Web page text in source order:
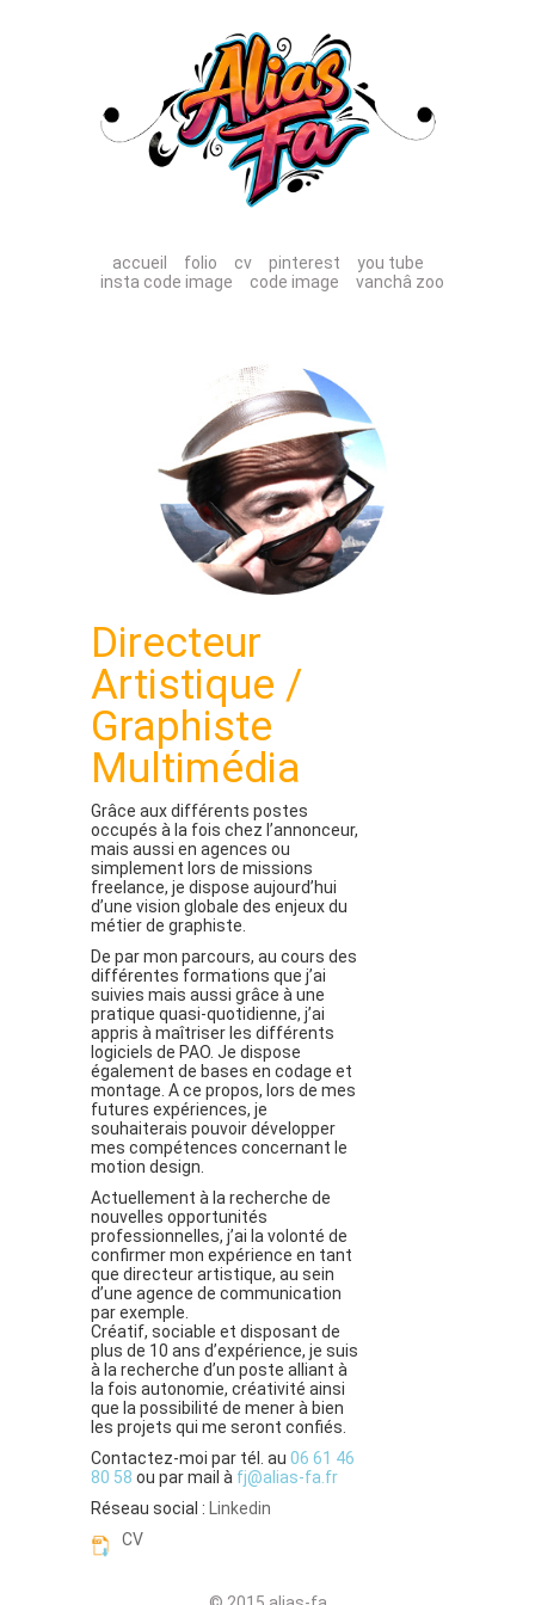
accueil folio cv pinterest
you tube
insta code image
code image vanchâ zoo
Directeur
Artistique /
Graphiste
Multimédia
Grâce aux différents postes
occupés à la fois chez l’annonceur,
mais aussi en agences ou
simplement lors de missions
freelance, je dispose aujourd’hui
d’une vision globale des enjeux du
métier de graphiste.
De par mon parcours, au cours des
différentes formations que j’ai
suivies mais aussi grâce à une
pratique quasi-quotidienne, j’ai
appris à maîtriser les différents
logiciels de PAO. Je dispose
également de bases en codage et
montage. A ce propos, lors de mes
futures expériences, je
souhaiterais pouvoir développer
mes compétences concernant le
motion design.
Actuellement à la recherche de
nouvelles opportunités
professionnelles, j’ai la volonté de
confirmer mon expérience en tant
que directeur artistique, au sein
d’une agence de communication
par exemple.
Créatif, sociable et disposant de
plus de 10 ans d’expérience, je suis
à la recherche d’un poste alliant à
la fois autonomie, créativité ainsi
que la possibilité de mener à bien
les projets qui me seront confiés.
Contactez-moi par tél. au 06 61 46
80 58 ou par mail à fj@alias-fa.fr
Réseau social : Linkedin
CV